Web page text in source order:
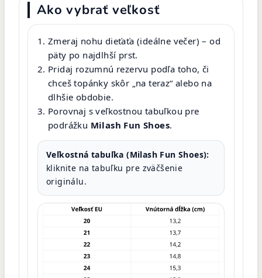
Ako vybrať veľkosť
Zmeraj nohu dieťaťa (ideálne večer) – od
päty po najdlhší prst.
Pridaj rozumnú rezervu podľa toho, či
chceš topánky skôr „na teraz“ alebo na
dlhšie obdobie.
Porovnaj s veľkostnou tabuľkou pre
podrážku Milash Fun Shoes.
Veľkostná tabuľka (Milash Fun Shoes):
kliknite na tabuľku pre zväčšenie
originálu.